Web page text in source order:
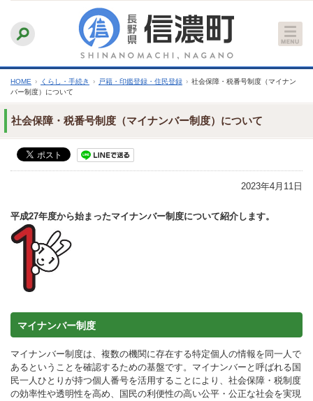
文
へ
ふりがなをつける
文字サイズ
縮小 標準 拡大
HOME › くらし・手続き › 戸籍・印鑑登録・住民登録 › 社会保障・税番号制度（マイナン
バー制度）について
社会保障・税番号制度（マイナンバー制度）について
2023年4月11日
平成27年度から始まったマイナンバー制度について紹介します。
マイナンバー制度
マイナンバー制度は、複数の機関に存在する特定個人の情報を同一人で
あるということを確認するための基盤です。マイナンバーと呼ばれる国
民一人ひとりが持つ個人番号を活用することにより、社会保障・税制度
の効率性や透明性を高め、国民の利便性の高い公平・公正な社会を実現